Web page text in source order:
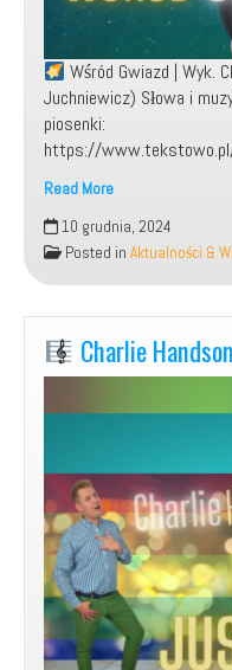
Wśród Gwiazd | Wyk.
Juchniewicz) Słowa i
piosenki:
https://
Read More
Moja
piosenka:
„Wśród
Gwiazd”.
10 grudnia, 2024
Posted in Aktualności &
Charlie